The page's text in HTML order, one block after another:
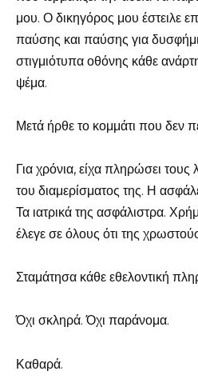
μου. Ο δικηγόρος μου έστειλε
παύσης και παύσης για
στιγμιότυπα οθόνης κάθε
ψέμα.
Μετά ήρθε το κομμάτι που δεν
Για χρόνια, είχα πληρώσει τους
του διαμερίσματος της. Η
Τα ιατρικά της ασφάλιστρα.
έλεγε σε όλους ότι της
Σταμάτησα κάθε εθελοντική
Όχι σκληρά. Όχι παράνομα.
Καθαρά.